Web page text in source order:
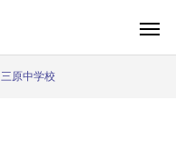
三原中学校